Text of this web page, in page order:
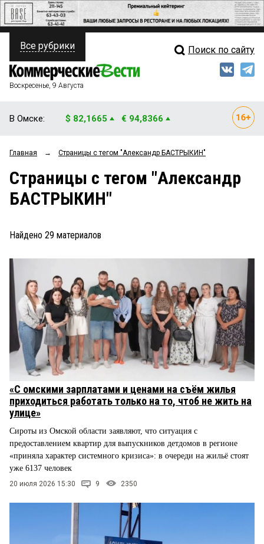
ПОЛИТИКА
ФИНАНСЫ
ОБЩЕСТВО
ЗАКОН
ПРОИСШЕСТВИЯ
Свежий выпуск
Мнения
Рейтинги
Все рубрики Поиск по сайту
Воскресенье, 9 Августа
В Омске: $ 82,1665 € 94,8366
Главная → Страницы c тегом "Александр БАСТРЫКИН"
Страницы c тегом "Александр
БАСТРЫКИН"
Найдено 29 материалов
«С омскими зарплатами и ценами на съём жилья
приходиться работать только на то, чтоб не жить на
улице»
Сироты из Омской области заявляют, что ситуация с
предоставлением квартир для выпускников детдомов в регионе
«приняла характер системного кризиса»: в очереди на жильё стоят
уже 6137 человек
20 июля 2026 15:30 9 2350